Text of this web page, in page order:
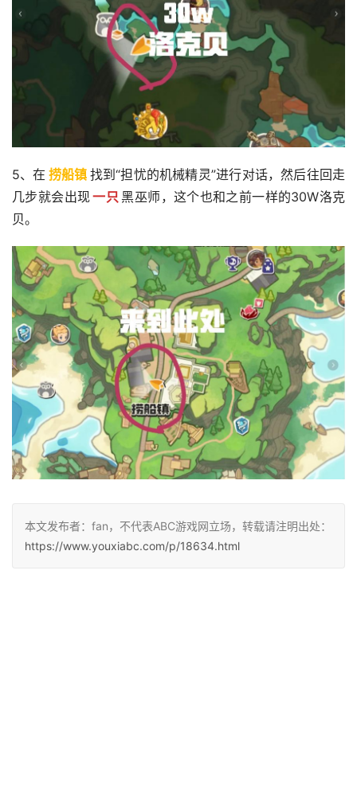
5、在 捞船镇 找到“担忧的机械精灵”进行对话，然后往回走
几步就会出现一只 黑巫师，这个也和之前一样的30W洛克
贝。
本文发布者：fan，不代表ABC游戏网立场，转载请注明出处：
https://www.youxiabc.com/p/18634.html